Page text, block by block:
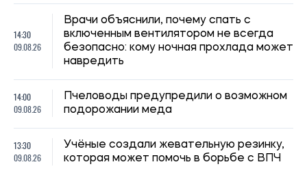
14:30
09.08.26
Врачи объяснили, почему спать с
включенным вентилятором не всегда
безопасно: кому ночная прохлада может
навредить
14:00
09.08.26
Пчеловоды предупредили о возможном
подорожании меда
13:30
09.08.26
Учёные создали жевательную резинку,
которая может помочь в борьбе с ВПЧ